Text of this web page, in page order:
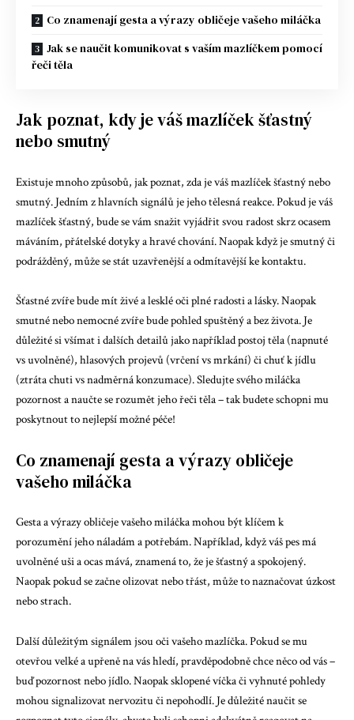
Co znamenají gesta a výrazy obličeje vašeho miláčka
Jak se naučit komunikovat s vaším mazlíčkem pomocí
řeči těla
Jak poznat, kdy je váš mazlíček šťastný
nebo smutný
Existuje mnoho způsobů, jak poznat, zda je váš mazlíček šťastný nebo
smutný. Jedním z hlavních signálů je jeho tělesná reakce. Pokud je váš
mazlíček šťastný, bude se vám snažit vyjádřit svou radost skrz ocasem
máváním, přátelské dotyky a hravé chování. Naopak když je smutný či
podrážděný, může se stát uzavřenější a odmítavější ke kontaktu.
Šťastné zvíře bude mít živé a lesklé oči plné radosti a lásky. Naopak
smutné nebo nemocné zvíře bude pohled spuštěný a bez života. Je
důležité si všímat i dalších detailů jako například postoj těla (napnuté
vs uvolněné), hlasových projevů (vrčení vs mrkání) či chuť k jídlu
(ztráta chuti vs nadměrná konzumace). Sledujte svého miláčka
pozornost a naučte se rozumět jeho řeči těla – tak budete schopni mu
poskytnout to nejlepší možné péče!
Co znamenají gesta a výrazy obličeje
vašeho miláčka
Gesta a výrazy obličeje vašeho miláčka mohou být klíčem k
porozumění jeho náladám a potřebám. Například, když váš pes má
uvolněné uši a ocas mává, znamená to, že je šťastný a spokojený.
Naopak pokud se začne olizovat nebo třást, může to naznačovat úzkost
nebo strach.
Další důležitým signálem jsou oči vašeho mazlíčka. Pokud se mu
otevřou velké a upřeně na vás hledí, pravděpodobně chce něco od vás –
buď pozornost nebo jídlo. Naopak sklopené víčka či vyhnuté pohledy
mohou signalizovat nervozitu či nepohodlí. Je důležité naučit se